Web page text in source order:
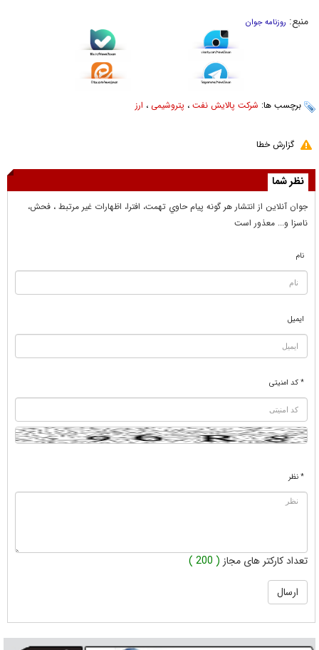
منبع: روزنامه جوان
برچسب ها: شرکت پالایش نفت ، پتروشیمی ، ارز
گزارش خطا
نظر شما
جوان آنلاين از انتشار هر گونه پيام حاوي تهمت، افترا، اظهارات غير مرتبط ، فحش،
ناسزا و... معذور است
نام
ایمیل
* کد امنیتی
* نظر
تعداد کارکتر های مجاز ( 200 )